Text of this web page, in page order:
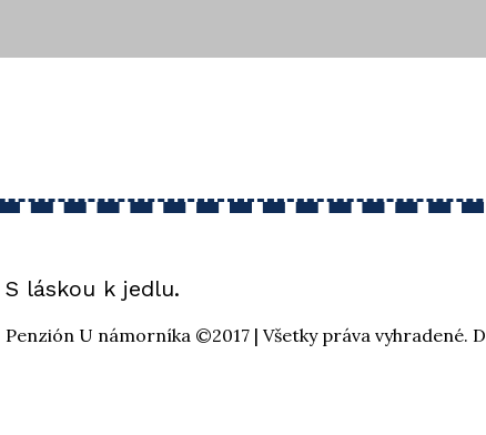
S láskou k jedlu.
Penzión U námorníka ©2017 | Všetky práva vyhradené.